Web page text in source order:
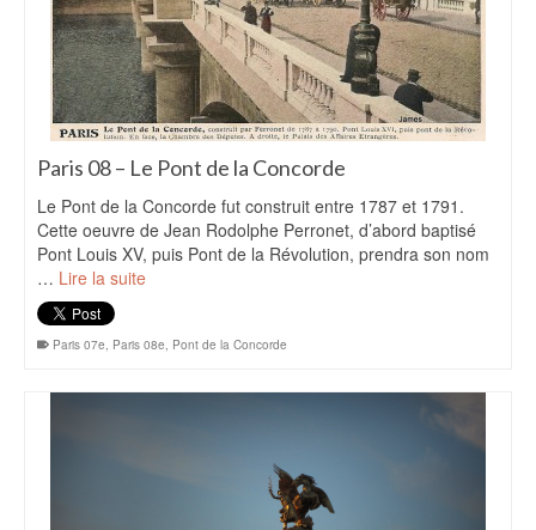
Paris 08 – Le Pont de la Concorde
Le Pont de la Concorde fut construit entre 1787 et 1791.
Cette oeuvre de Jean Rodolphe Perronet, d’abord baptisé
Pont Louis XV, puis Pont de la Révolution, prendra son nom
… Lire la suite
Paris 07e, Paris 08e, Pont de la Concorde